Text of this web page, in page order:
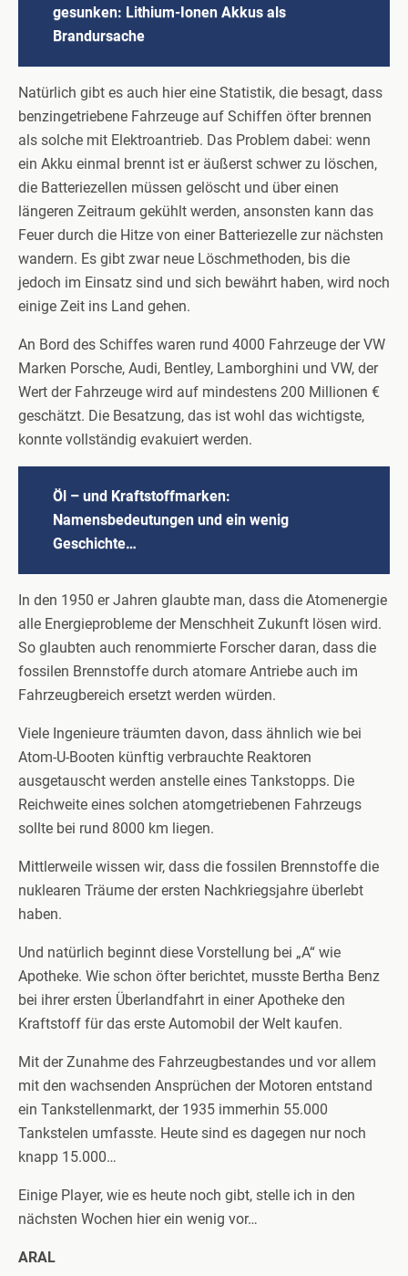
gesunken: Lithium-Ionen Akkus als
Brandursache
Natürlich gibt es auch hier eine Statistik, die besagt, dass
benzingetriebene Fahrzeuge auf Schiffen öfter brennen
als solche mit Elektroantrieb. Das Problem dabei: wenn
ein Akku einmal brennt ist er äußerst schwer zu löschen,
die Batteriezellen müssen gelöscht und über einen
längeren Zeitraum gekühlt werden, ansonsten kann das
Feuer durch die Hitze von einer Batteriezelle zur nächsten
wandern. Es gibt zwar neue Löschmethoden, bis die
jedoch im Einsatz sind und sich bewährt haben, wird noch
einige Zeit ins Land gehen.
An Bord des Schiffes waren rund 4000 Fahrzeuge der VW
Marken Porsche, Audi, Bentley, Lamborghini und VW, der
Wert der Fahrzeuge wird auf mindestens 200 Millionen €
geschätzt. Die Besatzung, das ist wohl das wichtigste,
konnte vollständig evakuiert werden.
Öl – und Kraftstoffmarken:
Namensbedeutungen und ein wenig
Geschichte…
In den 1950 er Jahren glaubte man, dass die Atomenergie
alle Energieprobleme der Menschheit Zukunft lösen wird.
So glaubten auch renommierte Forscher daran, dass die
fossilen Brennstoffe durch atomare Antriebe auch im
Fahrzeugbereich ersetzt werden würden.
Viele Ingenieure träumten davon, dass ähnlich wie bei
Atom-U-Booten künftig verbrauchte Reaktoren
ausgetauscht werden anstelle eines Tankstopps. Die
Reichweite eines solchen atomgetriebenen Fahrzeugs
sollte bei rund 8000 km liegen.
Mittlerweile wissen wir, dass die fossilen Brennstoffe die
nuklearen Träume der ersten Nachkriegsjahre überlebt
haben.
Und natürlich beginnt diese Vorstellung bei „A“ wie
Apotheke. Wie schon öfter berichtet, musste Bertha Benz
bei ihrer ersten Überlandfahrt in einer Apotheke den
Kraftstoff für das erste Automobil der Welt kaufen.
Mit der Zunahme des Fahrzeugbestandes und vor allem
mit den wachsenden Ansprüchen der Motoren entstand
ein Tankstellenmarkt, der 1935 immerhin 55.000
Tankstelen umfasste. Heute sind es dagegen nur noch
knapp 15.000…
Einige Player, wie es heute noch gibt, stelle ich in den
nächsten Wochen hier ein wenig vor…
ARAL